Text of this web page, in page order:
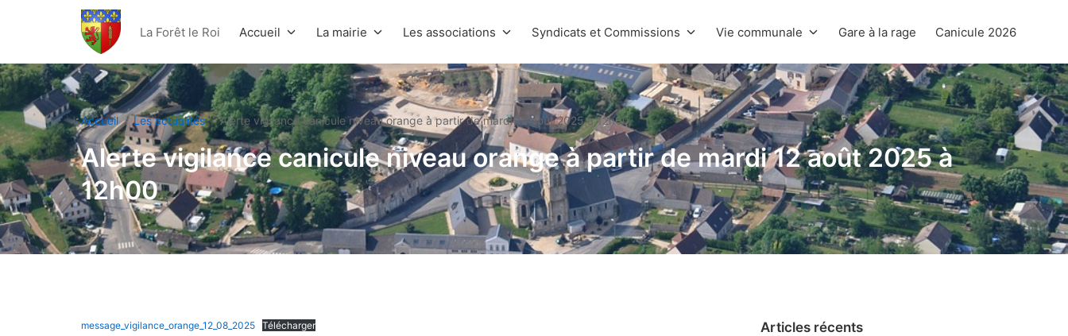
La Forêt Le Roi
La Forêt le Roi Accueil La mairie Les associations Syndicats et Commissions Vie communale Gare à la rage Canicule 2026
Accueil Les actualités Alerte vigilance canicule niveau orange à partir de mardi 12 août 2025 à 12h00
Alerte vigilance canicule niveau orange à partir de mardi 12 août 2025 à
12h00
message_vigilance_orange_12_08_2025 Télécharger Articles récents